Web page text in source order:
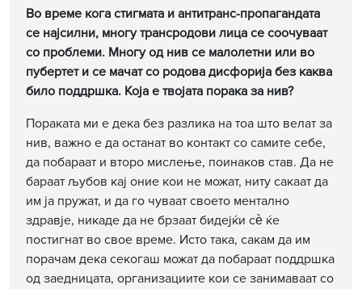
Во време кога стигмата и антитранс-пропагандата
се најсилни, многу трансродови лица се соочуваат
со проблеми. Многу од нив се малолетни или во
пубертет и се мачат со родова дисфорија без каква
било поддршка. Која е твојата порака за нив?
Пораката ми е дека без разлика на тоа што велат за
нив, важно е да останат во контакт со самите себе,
да побараат и второ мислење, поинаков став. Да не
бараат љубов кај оние кои не можат, ниту сакаат да
им ја пружат, и да го чуваат своето ментално
здравје, никаде да не брзаат бидејќи сѐ ќе
постигнат во свое време. Исто така, сакам да им
порачам дека секогаш можат да побараат поддршка
од заедницата, организациите кои се занимаваат со